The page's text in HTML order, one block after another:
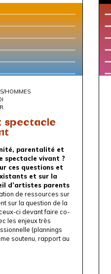
HOMMES
spectacle
parentalité et
spectacle vivant ?
ces questions et
et sur la
d’artistes parents
de ressources sur
sur la question de la
ci devant faire co-
les enjeux très
(plannings
soutenu, rapport au